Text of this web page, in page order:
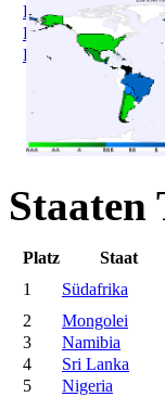
DAIMLER
Brent Oil
Bitcoin
Staaten
Platz Staat
1
Südafrika
2
Mongolei
3
Namibia
4
Sri Lanka
5
Nigeria